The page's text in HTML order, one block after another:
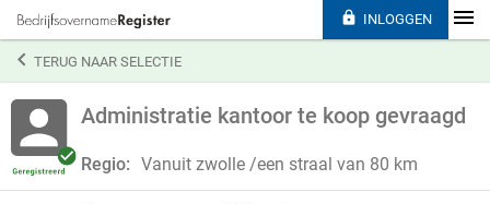
TERUG NAAR SELECTIE
Administratie kantoor te koop gevraagd
Regio: Vanuit zwolle /een straal van 80 km
 INLOGGEN